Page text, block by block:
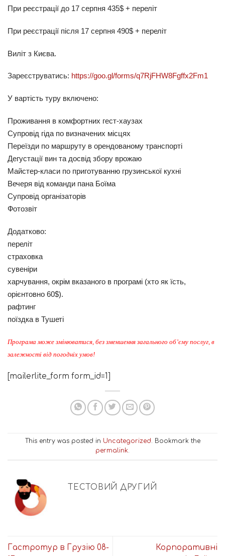
При реєстрації до 17 серпня 435$ + переліт
При реєстрації після 17 серпня 490$ + переліт
Виліт з Києва.
Зареєструватись: https://goo.gl/forms/q7RjFHW8Fgffx2Fm1
У вартість туру включено:
Проживання в комфортних гест-хаузах
Супровід гіда по визначених місцях
Переїзди по маршруту в орендованому транспорті
Дегустації вин та досвід збору врожаю
Майстер-класи по приготуванню грузинської кухні
Вечеря від команди пана Боїма
Супровід організаторів
Фотозвіт
Додатково:
переліт
страховка
сувеніри
харчування, окрім вказаного в програмі (хто як їсть,
орієнтовно 60$).
рафтинг
поїздка в Тушеті
Програма може змінюватися, без зменшення загального об’єму послуг, в
залежності від погодніх умов!
[mailerlite_form form_id=1]
This entry was posted in Uncategorized. Bookmark the
permalink.
ТЕСТОВИЙ ДРУГИЙ
Гастротур в Грузію 08-
Корпоративні